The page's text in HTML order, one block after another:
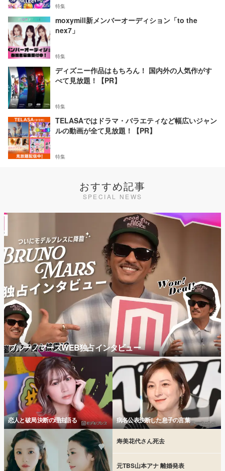
特集
moxymill新メンバーオーディション「to the
nex7」
特集
ディズニー作品はもちろん！ 国内外の人気作がす
べて見放題！【PR】
特集
TELASAではドラマ・バラエティなど幅広いジャン
ルの動画が全て見放題！【PR】
特集
おすすめ記事
SPECIAL NEWS
ブルーノマーズWEB独占インタビュー
恋人と破局 決断の理由語る 病名公表決断した息子の言葉
寿美花代さん死去
元TBS山本アナ 離婚発表